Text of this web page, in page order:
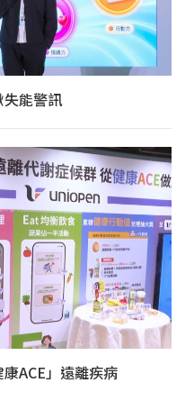
能警訊
ACE」遠離疾病